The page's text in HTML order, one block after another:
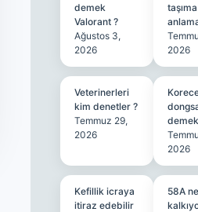
demek
Valorant ?
Ağustos 3,
2026
2026
Veterinerleri
kim denetler ?
Temmuz 29,
2026
2026
Kefillik icraya
itiraz edebilir
58A